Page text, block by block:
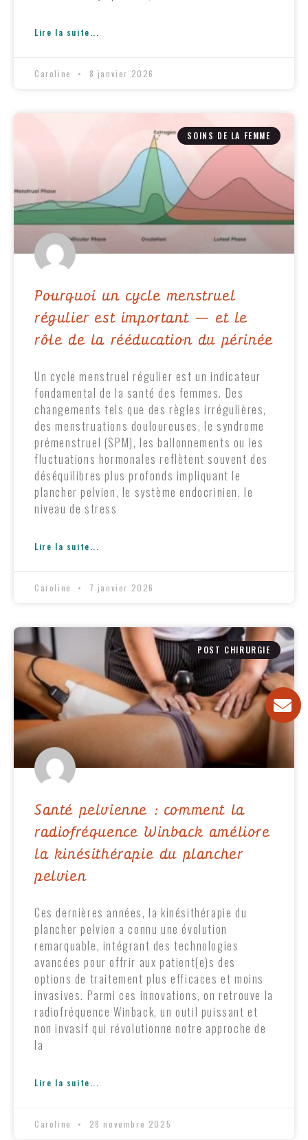
Lire la suite...
Caroline 8 janvier 2026
SOINS DE LA FEMME
Pourquoi un cycle menstruel
régulier est important — et le
rôle de la rééducation du périnée
Un cycle menstruel régulier est un indicateur
fondamental de la santé des femmes. Des
changements tels que des règles irrégulières,
des menstruations douloureuses, le syndrome
prémenstruel (SPM), les ballonnements ou les
fluctuations hormonales reflètent souvent des
déséquilibres plus profonds impliquant le
plancher pelvien, le système endocrinien, le
niveau de stress
Lire la suite...
Caroline 7 janvier 2026
POST CHIRURGIE
Santé pelvienne : comment la
radiofréquence Winback améliore
la kinésithérapie du plancher
pelvien
Ces dernières années, la kinésithérapie du
plancher pelvien a connu une évolution
remarquable, intégrant des technologies
avancées pour offrir aux patient(e)s des
options de traitement plus efficaces et moins
invasives. Parmi ces innovations, on retrouve la
radiofréquence Winback, un outil puissant et
non invasif qui révolutionne notre approche de
la
Lire la suite...
Caroline 28 novembre 2025